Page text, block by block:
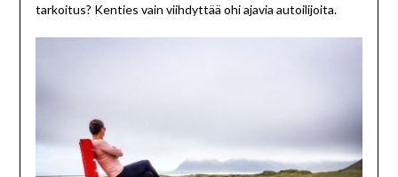
tarkoitus? Kenties vain viihdyttää ohi ajavia autoilijoita.